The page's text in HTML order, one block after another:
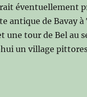
éventuellement
antique de Bavay
tour de Bel au
un village